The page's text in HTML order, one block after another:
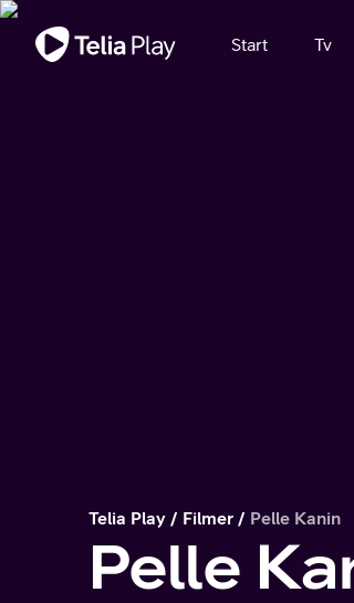
Viktigt meddelande
Start Tv
Telia Play Filmer Pelle Kanin
Pelle